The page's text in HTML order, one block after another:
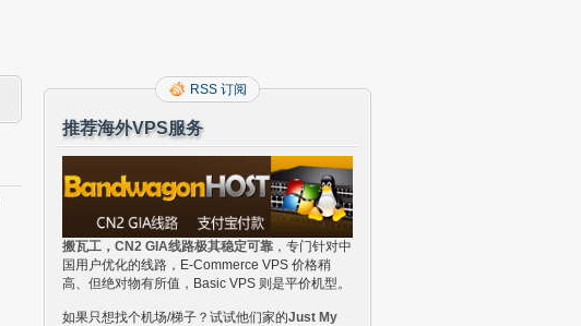
RSS 订阅
推荐海外VPS服务
搬瓦工，CN2 GIA线路极其稳定可靠 ，专门针对中
国用户优化的线路，E-Commerce VPS 价格稍
高、但绝对物有所值，Basic VPS 则是平价机型。
如果只想找个机场/梯子？试试他们家的Just My